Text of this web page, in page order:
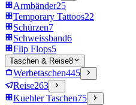
Armbänder25
Temporary Tattoos22
Schürzen7
Schweissband6
Flip Flops5
Taschen & Reise8
Werbetaschen445
Reise263
Kuehler Taschen75